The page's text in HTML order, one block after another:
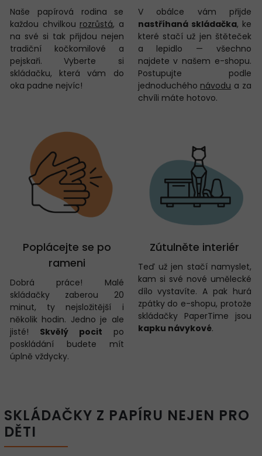
Naše papírová rodina se
každou chvilkou rozrůstá, a
na své si tak přijdou nejen
tradiční kočkomilové a
pejskaři. Vyberte si
skládačku, která vám do
oka padne nejvíc!
V obálce vám přijde
nastříhaná skládačka, ke
které stačí už jen štěteček
a lepidlo — všechno
najdete v našem e-shopu.
Postupujte podle
jednoduchého návodu a za
chvíli máte hotovo.
Poplácejte se po
rameni
Dobrá práce! Malé
skládačky zaberou 20
minut, ty nejsložitější i
několik hodin. Jedno je ale
jisté! Skvělý pocit po
poskládání budete mít
úplně vždycky.
Zútulněte interiér
Teď už jen stačí namyslet,
kam si své nové umělecké
dílo vystavíte. A pak hurá
zpátky do e-shopu, protože
skládačky PaperTime jsou
kapku návykové.
SKLÁDAČKY Z PAPÍRU NEJEN PRO
DĚTI